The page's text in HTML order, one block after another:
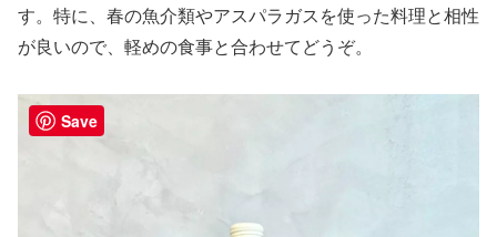
〇醸造について
「生食用のぶどうで自然派ワインを作りたい」という想い
ています。
化学肥料や農薬を一切使用せず、手間ひまを惜しまず栽培
す。特に、春の魚介類やアスパラガスを使った料理と相性
が良いので、軽めの食事と合わせてどうぞ。
Save